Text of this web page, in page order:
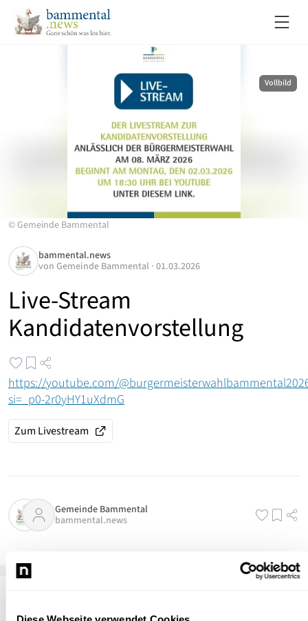
Vollbild
©Gemeinde Bammental
Live-Stream
Kandidatenvorstellung
bammental.news
von Gemeinde Bammental · 01.03.2026
https://youtube.com/
si=_p0-2r0yHY1uXdmG
Zum Livestream
Gemeinde Bammental
bammental.news